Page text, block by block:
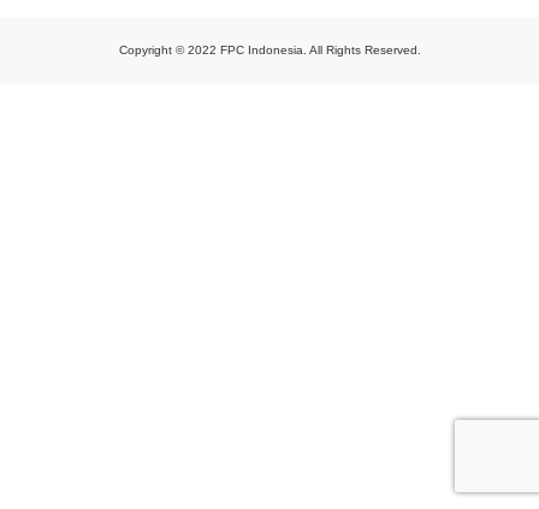
Copyright © 2022 FPC Indonesia. All Rights Reserved.